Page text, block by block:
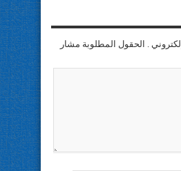
. الحقول المطلوبة مشار